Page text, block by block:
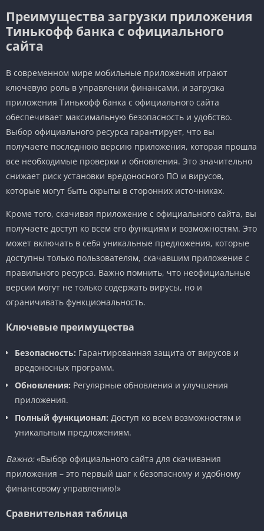
Преимущества загрузки приложения
Тинькофф банка с официального
сайта
В современном мире мобильные приложения играют
ключевую роль в управлении финансами, и загрузка
приложения Тинькофф банка с официального сайта
обеспечивает максимальную безопасность и удобство.
Выбор официального ресурса гарантирует, что вы
получаете последнюю версию приложения, которая прошла
все необходимые проверки и обновления. Это значительно
снижает риск установки вредоносного ПО и вирусов,
которые могут быть скрыты в сторонних источниках.
Кроме того, скачивая приложение с официального сайта, вы
получаете доступ ко всем его функциям и возможностям. Это
может включать в себя уникальные предложения, которые
доступны только пользователям, скачавшим приложение с
правильного ресурса. Важно помнить, что неофициальные
версии могут не только содержать вирусы, но и
ограничивать функциональность.
Ключевые преимущества
Безопасность: Гарантированная защита от вирусов и
вредоносных программ.
Обновления: Регулярные обновления и улучшения
приложения.
Полный функционал: Доступ ко всем возможностям и
уникальным предложениям.
Важно:«Выбор официального сайта для скачивания
приложения – это первый шаг к безопасному и удобному
финансовому управлению!»
Сравнительная таблица